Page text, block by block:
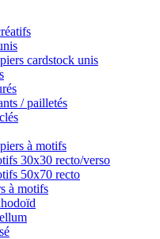
cardstock unis
/ pailletés
à motifs
30x30 recto/verso
50x70 recto
à motifs